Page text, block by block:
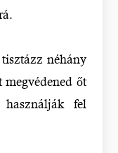
néhány
őt
fel